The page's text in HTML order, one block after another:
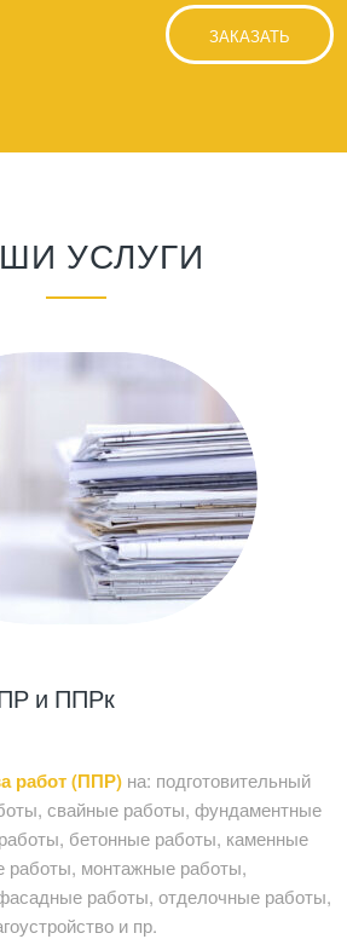
ЗАКАЗАТЬ
УСЛУГИ
и ППРк
работ (ППР) на: подготовительный
свайные работы, фундаментные
бетонные работы, каменные
работы, монтажные работы,
работы, отделочные работы,
и пр.